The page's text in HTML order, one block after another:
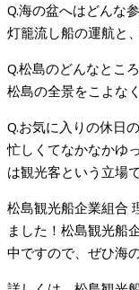
Q.海の盆へはどんな
灯籠流し船の運航と
Q.松島のどんなとこ
松島の全景をこよな
Q.お気に入りの休日
忙しくてなかなかゆ
は観光客という立場
松島観光船企業組合
ました！松島観光船
中ですので、ぜひ海